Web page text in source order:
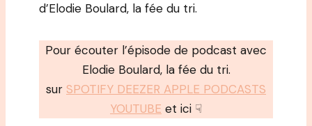
d’Elodie Boulard, la fée du tri.
Pour écouter l’épisode de podcast avec
Elodie Boulard, la fée du tri.
sur SPOTIFY DEEZER APPLE PODCASTS
YOUTUBE et ici ☟